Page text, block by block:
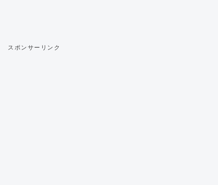
スポンサーリンク